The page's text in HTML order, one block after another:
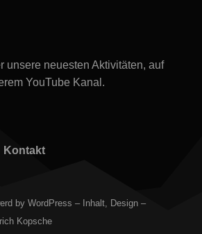
unsere neuesten Aktivitäten, auf
YouTube Kanal.
Kontakt
by WordPress – Inhalt, Design –
Kopsche